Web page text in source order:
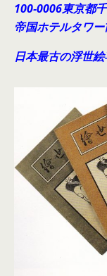
100-0006東京都
帝国ホテルタワ
日本最古の浮世